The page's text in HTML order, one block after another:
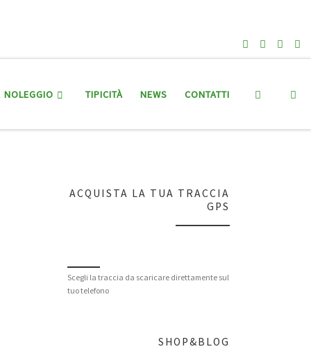
NOLEGGIO TIPICITÀ NEWS CONTATTI Search
ACQUISTA LA TUA TRACCIA
GPS
Scegli la traccia da scaricare direttamente sul
tuo telefono
SHOP&BLOG